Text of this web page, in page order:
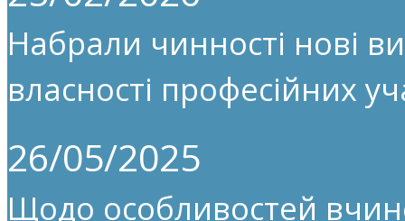
Набрали чинності нові
власності професійних
26/05/2025
Щодо особливостей